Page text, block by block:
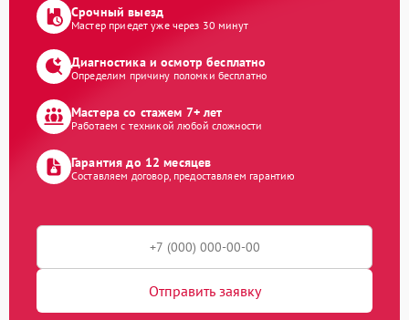
Срочный выезд
Мастер приедет уже через 30 минут
Диагностика и осмотр бесплатно
Определим причину поломки бесплатно
Мастера со стажем 7+ лет
Работаем с техникой любой сложности
Гарантия до 12 месяцев
Составляем договор, предоставляем гарантию
Отправить заявку